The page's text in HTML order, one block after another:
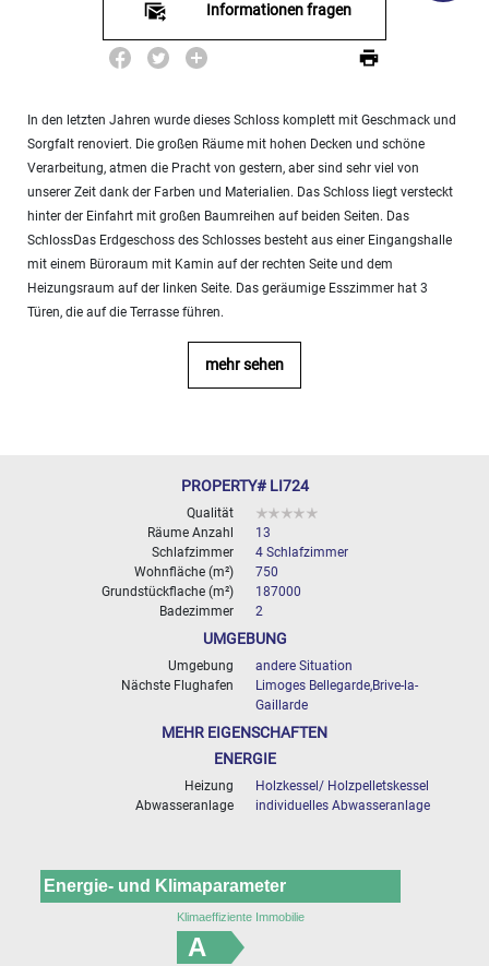
000
M2
10
000+
M
BESTIMMEN
Informationen fragen
In den letzten Jahren wurde dieses Schloss komplett mit Geschmack und
Sorgfalt renoviert. Die großen Räume mit hohen Decken und schöne
Verarbeitung, atmen die Pracht von gestern, aber sind sehr viel von
unserer Zeit dank der Farben und Materialien. Das Schloss liegt versteckt
hinter der Einfahrt mit großen Baumreihen auf beiden Seiten. Das
SchlossDas Erdgeschoss des Schlosses besteht aus einer Eingangshalle
mit einem Büroraum mit Kamin auf der rechten Seite und dem
Heizungsraum auf der linken Seite. Das geräumige Esszimmer hat 3
Türen, die auf die Terrasse führen.
mehr sehen
PROPERTY# LI724
Qualität
Räume Anzahl
13
Schlafzimmer
4 Schlafzimmer
Wohnfläche (m²)
750
Grundstückflache (m²)
187000
Badezimmer
2
UMGEBUNG
Umgebung
andere Situation
Nächste Flughafen
Limoges Bellegarde,Brive-la-
Gaillarde
MEHR EIGENSCHAFTEN
ENERGIE
Heizung
Holzkessel/ Holzpelletskessel
Abwasseranlage
individuelles Abwasseranlage
Energie- und Klimaparameter
Klimaeffiziente Immobilie
A